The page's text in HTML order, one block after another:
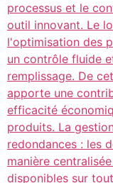
processus et le
outil innovant. Le
l'optimisation des
un contrôle fluide
remplissage. De
apporte une
efficacité
produits. La
redondances : les
manière
disponibles sur